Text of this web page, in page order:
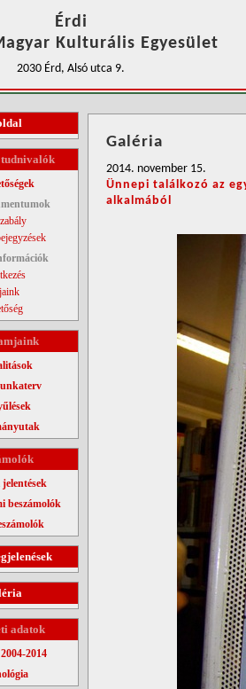
Érdi
Kulturális Egyesület
2030 Érd, Alsó utca 9.
beszámolók
adatok
2014
Galéria
2014. november 15.
Ünnepi találkozó az
alkalmából